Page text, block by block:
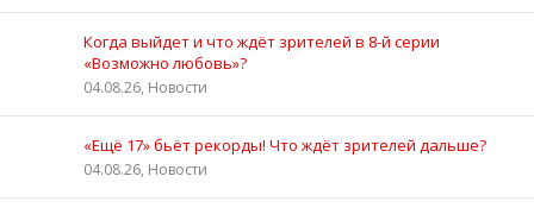
Когда выйдет и что ждёт зрителей в 8-й серии
«Возможно любовь»?
04.08.26, Новости
«Ещё 17» бьёт рекорды! Что ждёт зрителей дальше?
04.08.26, Новости